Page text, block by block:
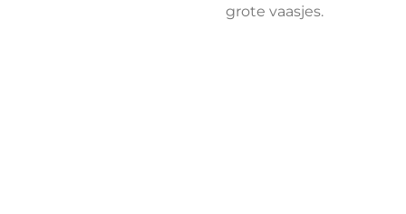
grote vaasjes.